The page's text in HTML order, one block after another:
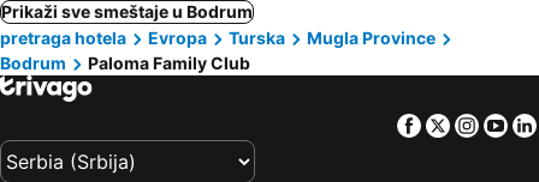
Prikaži sve smeštaje u Bodrum
pretraga hotela
Evropa Turska
Mugla Province
Bodrum
Paloma Family Club
Facebook
Twitter